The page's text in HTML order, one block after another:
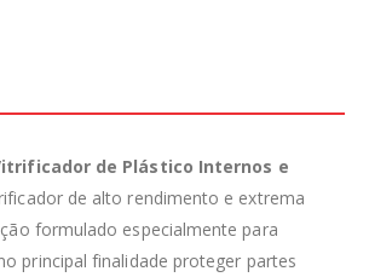
de Plástico Internos e
de alto rendimento e extrema
formulado especialmente para
principal finalidade proteger partes